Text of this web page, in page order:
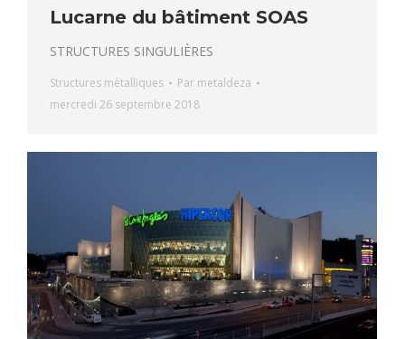
Lucarne du bâtiment SOAS
STRUCTURES SINGULIÈRES
Structures métalliques Par metaldeza
mercredi 26 septembre 2018